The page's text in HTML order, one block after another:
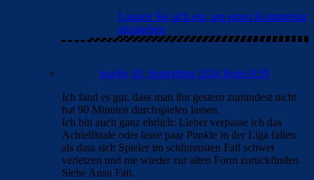
Loggen Sie sich ein, um einen Kommentar
abzugeben
marko 20. September 2024 Beim 9:59
Ich fand es gut, dass man ihn gestern zumindest nicht
hat 90 Minuten durchspielen lassen.
Ich bin auch ganz ehrlich: Lieber verpasse ich das
Achtelfinale oder lasse paar Punkte in der Liga fallen
als dass sich Spieler im schlimmsten Fall schwer
verletzen und nie wieder zur alten Form zurückfinden.
Siehe Ansu Fati.